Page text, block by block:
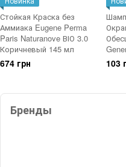
Стойкая Краска без
Аммиака Eugene Perma
Paris Naturanove ВІО 3.0
Коричневый 145 мл
674 грн 103
Бренды